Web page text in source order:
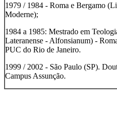
1979 / 1984 - Roma e Bergamo
Moderne);
1984 a 1985: Mestrado em
Lateranense - Alfonsianum) -
PUC do Rio de Janeiro.
1999 / 2002 - São Paulo (SP).
Campus Assunção.